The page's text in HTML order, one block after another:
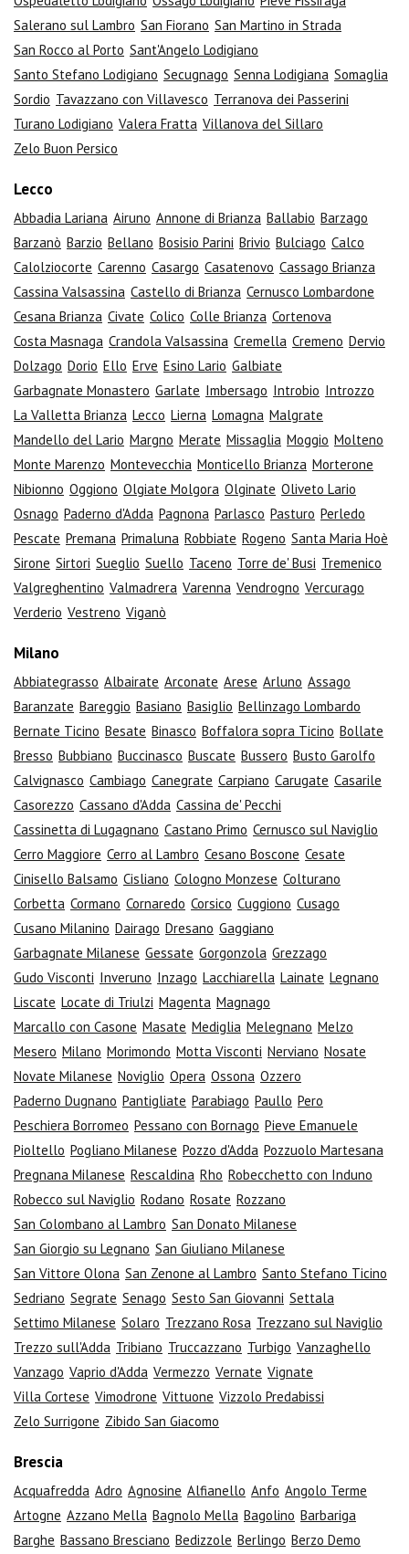
Salerano sul Lambro San Fiorano San Martino in Strada
San Rocco al Porto Sant'Angelo Lodigiano
Santo Stefano Lodigiano Secugnago Senna Lodigiana Somaglia
Sordio Tavazzano con Villavesco Terranova dei Passerini
Turano Lodigiano Valera Fratta Villanova del Sillaro
Zelo Buon Persico
Lecco
Abbadia Lariana Airuno Annone di Brianza Ballabio Barzago
Barzanò Barzio Bellano Bosisio Parini Brivio Bulciago Calco
Calolziocorte Carenno Casargo Casatenovo Cassago Brianza
Cassina Valsassina Castello di Brianza Cernusco Lombardone
Cesana Brianza Civate Colico Colle Brianza Cortenova
Costa Masnaga Crandola Valsassina Cremella Cremeno Dervio
Dolzago Dorio Ello Erve Esino Lario Galbiate
Garbagnate Monastero Garlate Imbersago Introbio Introzzo
La Valletta Brianza Lecco Lierna Lomagna Malgrate
Mandello del Lario Margno Merate Missaglia Moggio Molteno
Monte Marenzo Montevecchia Monticello Brianza Morterone
Nibionno Oggiono Olgiate Molgora Olginate Oliveto Lario
Osnago Paderno d'Adda Pagnona Parlasco Pasturo Perledo
Pescate Premana Primaluna Robbiate Rogeno Santa Maria Hoè
Sirone Sirtori Sueglio Suello Taceno Torre de' Busi Tremenico
Valgreghentino Valmadrera Varenna Vendrogno Vercurago
Verderio Vestreno Viganò
Milano
Abbiategrasso Albairate Arconate Arese Arluno Assago
Baranzate Bareggio Basiano Basiglio Bellinzago Lombardo
Bernate Ticino Besate Binasco Boffalora sopra Ticino Bollate
Bresso Bubbiano Buccinasco Buscate Bussero Busto Garolfo
Calvignasco Cambiago Canegrate Carpiano Carugate Casarile
Casorezzo Cassano d'Adda Cassina de' Pecchi
Cassinetta di Lugagnano Castano Primo Cernusco sul Naviglio
Cerro Maggiore Cerro al Lambro Cesano Boscone Cesate
Cinisello Balsamo Cisliano Cologno Monzese Colturano
Corbetta Cormano Cornaredo Corsico Cuggiono Cusago
Cusano Milanino Dairago Dresano Gaggiano
Garbagnate Milanese Gessate Gorgonzola Grezzago
Gudo Visconti Inveruno Inzago Lacchiarella Lainate Legnano
Liscate Locate di Triulzi Magenta Magnago
Marcallo con Casone Masate Mediglia Melegnano Melzo
Mesero Milano Morimondo Motta Visconti Nerviano Nosate
Novate Milanese Noviglio Opera Ossona Ozzero
Paderno Dugnano Pantigliate Parabiago Paullo Pero
Peschiera Borromeo Pessano con Bornago Pieve Emanuele
Pioltello Pogliano Milanese Pozzo d'Adda Pozzuolo Martesana
Pregnana Milanese Rescaldina Rho Robecchetto con Induno
Robecco sul Naviglio Rodano Rosate Rozzano
San Colombano al Lambro San Donato Milanese
San Giorgio su Legnano San Giuliano Milanese
San Vittore Olona San Zenone al Lambro Santo Stefano Ticino
Sedriano Segrate Senago Sesto San Giovanni Settala
Settimo Milanese Solaro Trezzano Rosa Trezzano sul Naviglio
Trezzo sull'Adda Tribiano Truccazzano Turbigo Vanzaghello
Vanzago Vaprio d'Adda Vermezzo Vernate Vignate
Villa Cortese Vimodrone Vittuone Vizzolo Predabissi
Zelo Surrigone Zibido San Giacomo
Brescia
Acquafredda Adro Agnosine Alfianello Anfo Angolo Terme
Artogne Azzano Mella Bagnolo Mella Bagolino Barbariga
Barghe Bassano Bresciano Bedizzole Berlingo Berzo Demo